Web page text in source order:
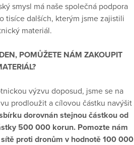
smysl má naše společná podpora
tisíce dalších, kterým jsme zajistili
materiál.
POMŮŽETE NÁM ZAKOUPIT
výzvu doposud, jsme se na
prodloužit a cílovou částku navýšit
dorovnán stejnou částkou od
500 000 korun. Pomozte nám
proti dronům v hodnotě 100 000